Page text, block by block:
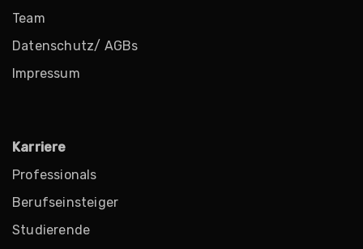
Team
Datenschutz/ AGBs
Impressum
Karriere
Professionals
Berufseinsteiger
Studierende